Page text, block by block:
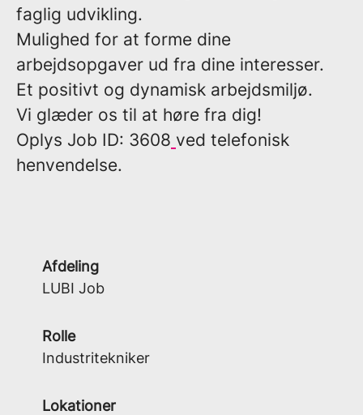
faglig udvikling.
Mulighed for at forme dine
arbejdsopgaver ud fra dine interesser.
Et positivt og dynamisk arbejdsmiljø.
Vi glæder os til at høre fra dig!
Oplys Job ID: 3608 ved telefonisk
henvendelse.
Afdeling
LUBI Job
Rolle
Industritekniker
Lokationer